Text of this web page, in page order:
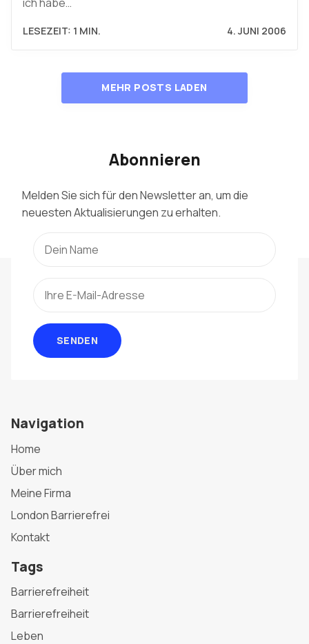
LESEZEIT: 1 MIN. 4. JUNI 2006
MEHR POSTS LADEN
Abonnieren
Melden Sie sich für den Newsletter an, um die
neuesten Aktualisierungen zu erhalten.
SENDEN
Navigation
Home
Über mich
Meine Firma
London Barrierefrei
Kontakt
Tags
Barrierefreiheit
Barrierefreiheit
Leben